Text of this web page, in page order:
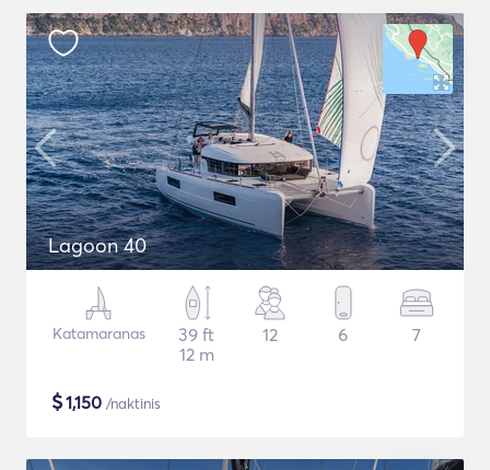
Lagoon 40
Katamaranas
39 ft
12 m
12 6 7
$1,150 /naktinis